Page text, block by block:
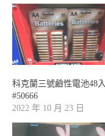
科克蘭三號鹼性電池48入
#50666
2022 年 10 月 23 日